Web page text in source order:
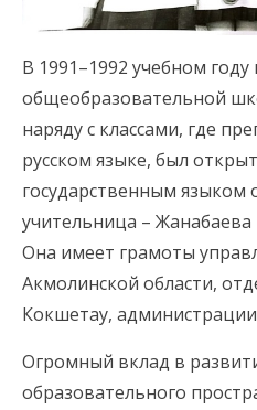
В 1991–1992 учебном
общеобразовательной
наряду с классами, где
русском языке, был открыт
государственным языком
учительница –
Она имеет грамоты
Акмолинской области,
Кокшетау,
Огромный вклад в
образовательного